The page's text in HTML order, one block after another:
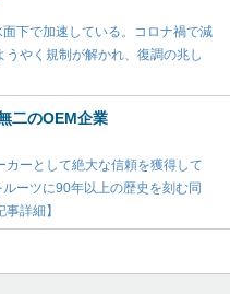
下で加速している。コロナ禍で減
やく規制が解かれ、復調の兆し
二のOEM企業
カーとして絶大な信頼を獲得して
ーツに90年以上の歴史を刻む同
詳細】